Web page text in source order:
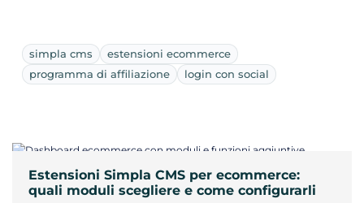
simpla cms
estensioni ecommerce
programma di affiliazione
login con social
Estensioni Simpla CMS per ecommerce:
quali moduli scegliere e come configurarli